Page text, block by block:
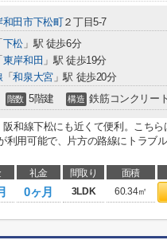
和田市下松町２丁目5-7
下松 」駅 徒歩6分
東岸和田 」駅 徒歩19分
「和泉大宮」駅 徒歩20分
階数 5階建 構造 鉄筋コンクリート
阪和線下松にも近くて便利。こち
利用可能で、片方の路線にトラブ
礼金 間取り 面積
0ヶ月 3LDK 60.34㎡